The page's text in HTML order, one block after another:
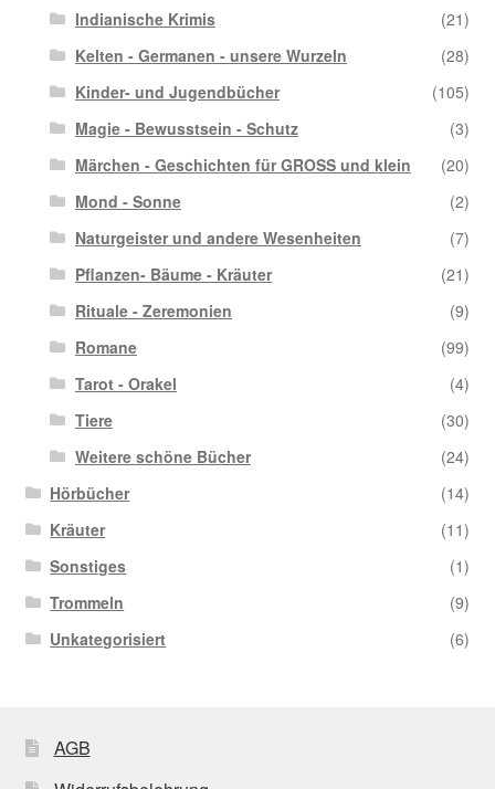
Indianische Krimis
(21)
Kelten - Germanen - unsere Wurzeln
(28)
Kinder- und Jugendbücher
(105)
Magie - Bewusstsein - Schutz
(3)
Märchen - Geschichten für GROSS und klein
(20)
Mond - Sonne
(2)
Naturgeister und andere Wesenheiten
(7)
Pflanzen- Bäume - Kräuter
(21)
Rituale - Zeremonien
(9)
Romane
(99)
Tarot - Orakel
(4)
Tiere
(30)
Weitere schöne Bücher
(24)
Hörbücher
(14)
Kräuter
(11)
Sonstiges
(1)
Trommeln
(9)
Unkategorisiert
(6)
AGB